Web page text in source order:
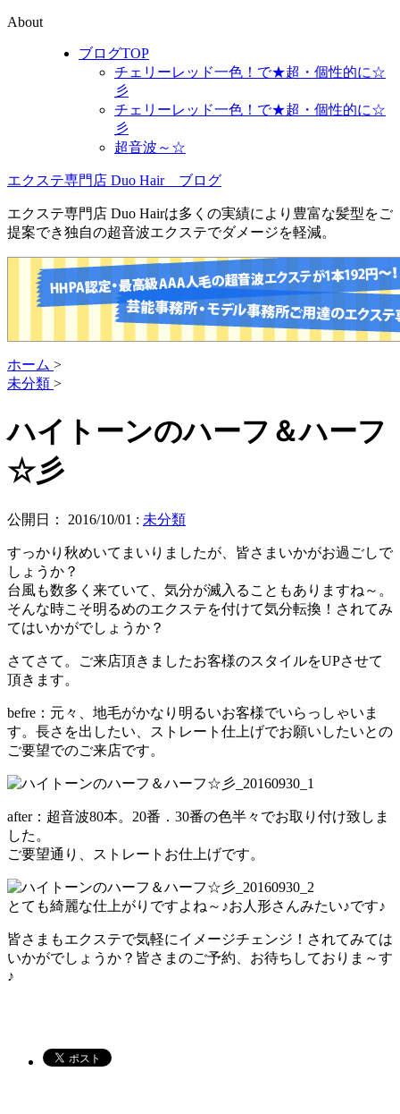
About
ブログTOP
チェリーレッド一色！で★超・個性的に☆
彡
チェリーレッド一色！で★超・個性的に☆
彡
超音波～☆
エクステ専門店 Duo Hair ブログ
エクステ専門店 Duo Hairは多くの実績により豊富な髪型をご
提案でき独自の超音波エクステでダメージを軽減。
ホーム >
未分類 >
ハイトーンのハーフ＆ハーフ
☆彡
公開日： 2016/10/01 : 未分類
すっかり秋めいてまいりましたが、皆さまいかがお過ごしで
しょうか？
台風も数多く来ていて、気分が滅入ることもありますね～。
そんな時こそ明るめのエクステを付けて気分転換！されてみ
てはいかがでしょうか？
さてさて。ご来店頂きましたお客様のスタイルをUPさせて
頂きます。
befre：元々、地毛がかなり明るいお客様でいらっしゃいま
す。長さを出したい、ストレート仕上げでお願いしたいとの
ご要望でのご来店です。
after：超音波80本。20番．30番の色半々でお取り付け致しま
した。
ご要望通り、ストレートお仕上げです。
とても綺麗な仕上がりですよね～♪お人形さんみたい♪です♪
皆さまもエクステで気軽にイメージチェンジ！されてみては
いかがでしょうか？皆さまのご予約、お待ちしておりま～す
♪